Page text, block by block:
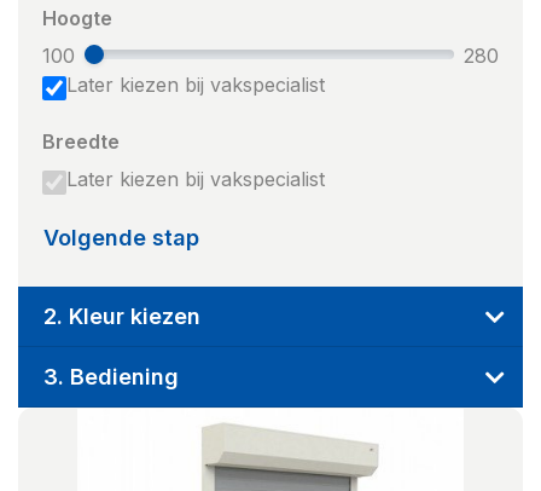
Hoogte
100
280
Later kiezen bij vakspecialist
Breedte
Later kiezen bij vakspecialist
Volgende stap
2. Kleur kiezen
3. Bediening